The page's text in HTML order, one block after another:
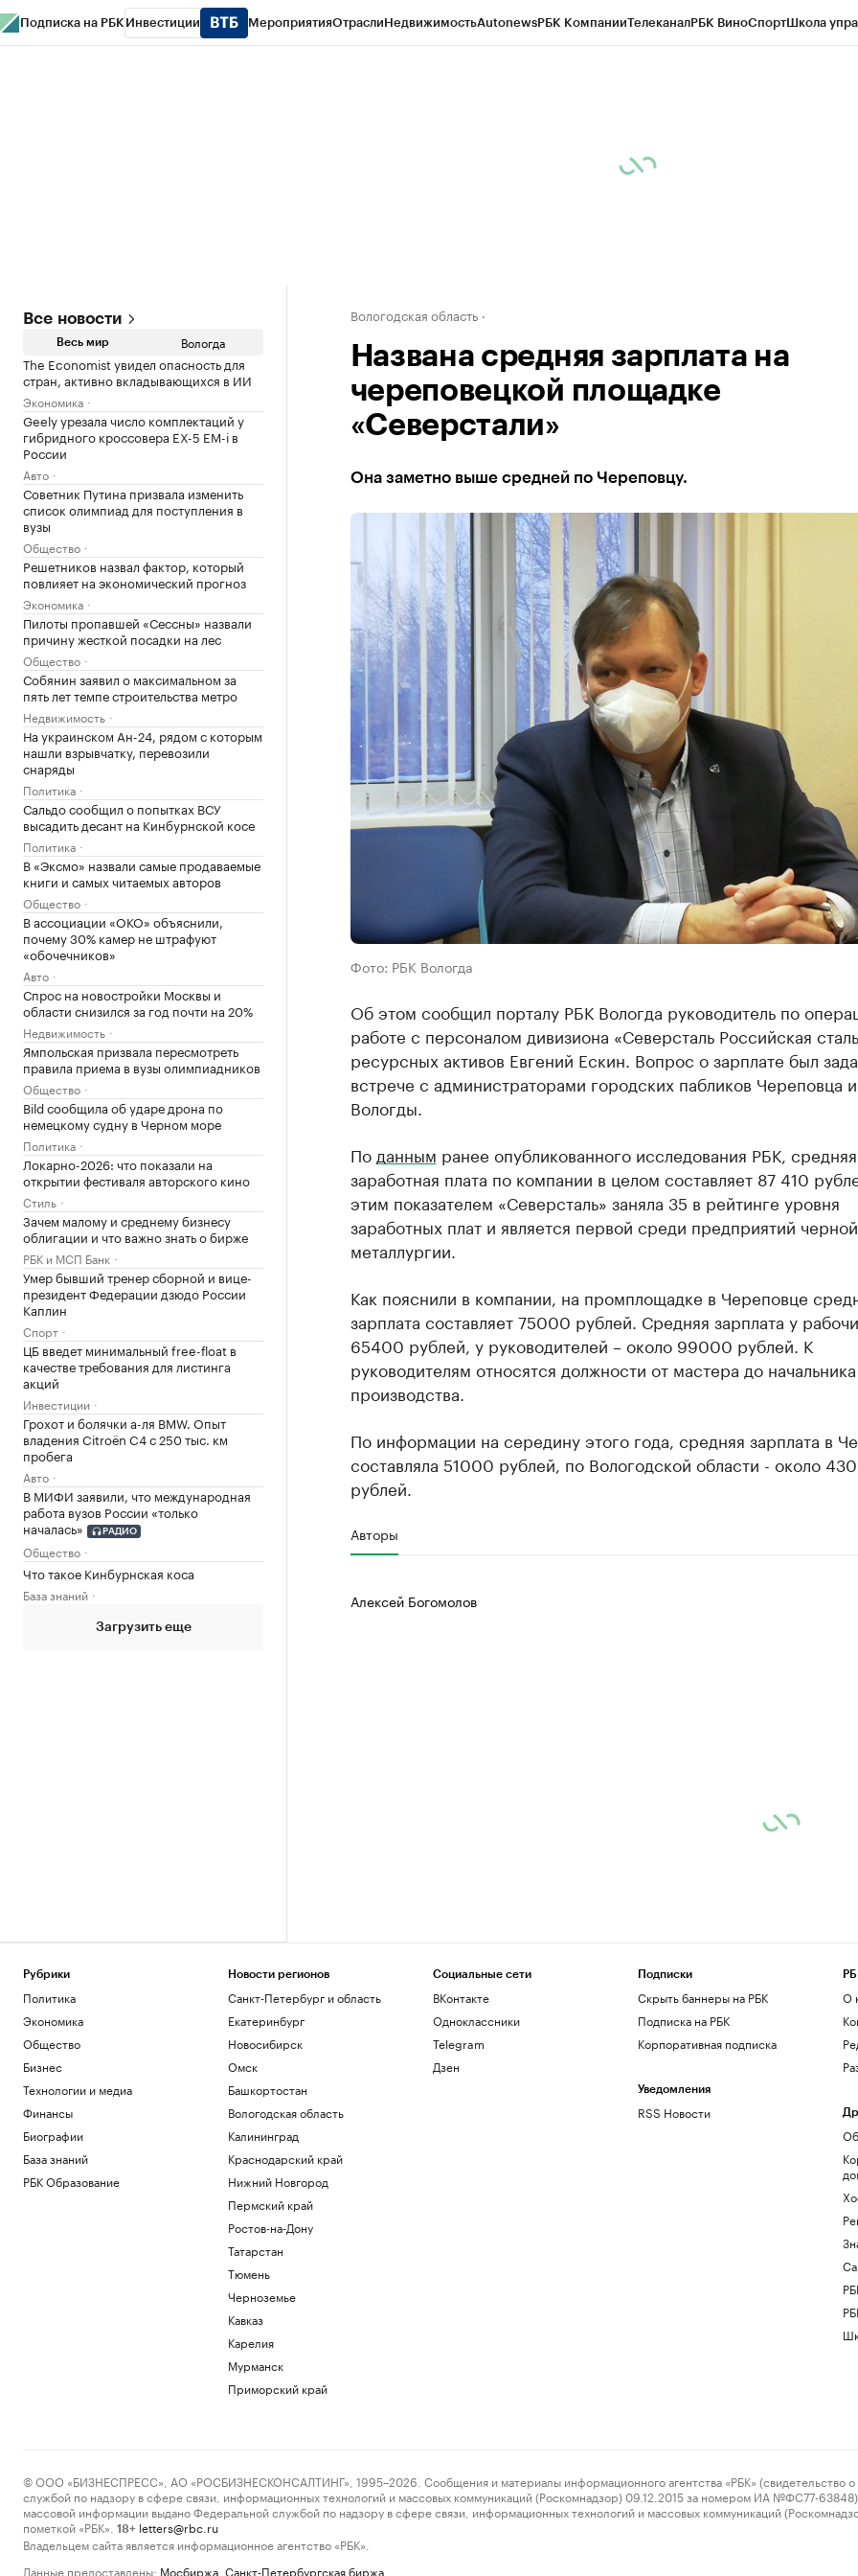
Подписка на РБК Инвестиции МероприятияОтраслиНедвижимостьAutonewsРБК КомпанииТелеканалРБК ВиноСпортШкола
Все новости
Весь мир Вологда
The Economist увидел опасность для
стран, активно вкладывающихся в ИИ
Экономика
Geely урезала число комплектаций у
гибридного кроссовера EX-5 EM-i в
России
Авто
Советник Путина призвала изменить
список олимпиад для поступления в
вузы
Общество
Решетников назвал фактор, который
повлияет на экономический прогноз
Экономика
Пилоты пропавшей «Сессны» назвали
причину жесткой посадки на лес
Общество
Собянин заявил о максимальном за
пять лет темпе строительства метро
Недвижимость
На украинском Ан-24, рядом с которым
нашли взрывчатку, перевозили
снаряды
Политика
Сальдо сообщил о попытках ВСУ
высадить десант на Кинбурнской косе
Политика
В «Эксмо» назвали самые продаваемые
книги и самых читаемых авторов
Общество
В ассоциации «ОКО» объяснили,
почему 30% камер не штрафуют
«обочечников»
Авто
Спрос на новостройки Москвы и
области снизился за год почти на 20%
Недвижимость
Ямпольская призвала пересмотреть
правила приема в вузы олимпиадников
Общество
Bild сообщила об ударе дрона по
немецкому судну в Черном море
Политика
Локарно-2026: что показали на
открытии фестиваля авторского кино
Стиль
Зачем малому и среднему бизнесу
облигации и что важно знать о бирже
РБК и МСП Банк
Умер бывший тренер сборной и вице-
президент Федерации дзюдо России
Каплин
Спорт
ЦБ введет минимальный free-float в
качестве требования для листинга
акций
Инвестиции
Грохот и болячки а-ля BMW. Опыт
владения Citroёn C4 с 250 тыс. км
пробега
Авто
В МИФИ заявили, что международная
работа вузов России «только
началась»
РАДИО
Общество
Что такое Кинбурнская коса
База знаний
Загрузить еще
Вологодская область
Названа средняя зарплата на
череповецкой площадке
«Северстали»
Она заметно выше средней по Череповцу.
Фото: РБК Вологда
Об этом сообщил порталу РБК Вологда руководитель по
работе с персоналом дивизиона «Северсталь Российская
ресурсных активов Евгений Ескин. Вопрос о зарплате был
встрече с администраторами городских пабликов Череповца и
Вологды.
По данным ранее опубликованного исследования РБК, средняя
заработная плата по компании в целом составляет 87 410
этим показателем «Северсталь» заняла 35 в рейтинге уровня
заработных плат и является первой среди предприятий черной
металлургии.
Как пояснили в компании, на промплощадке в Череповце
зарплата составляет 75000 рублей. Средняя зарплата у
65400 рублей, у руководителей – около 99000 рублей. К
руководителям относятся должности от мастера до начальника
производства.
По информации на середину этого года, средняя зарплата в
составляла 51000 рублей, по Вологодской области - около
рублей.
Авторы
Алексей Богомолов
Рубрики
Политика
Экономика
Общество
Бизнес
Технологии и медиа
Финансы
Биографии
База знаний
РБК Образование
Новости регионов
Санкт-Петербург и область
Екатеринбург
Новосибирск
Омск
Башкортостан
Вологодская область
Калининград
Краснодарский край
Нижний Новгород
Пермский край
Ростов-на-Дону
Татарстан
Тюмень
Черноземье
Кавказ
Карелия
Мурманск
Приморский край
Социальные сети
ВКонтакте
Одноклассники
Telegram
Дзен
Подписки
Скрыть баннеры на РБК
Подписка на РБК
Корпоративная подписка
Уведомления
RSS Новости
О
© ООО «БИЗНЕСПРЕСС», АО «РОСБИЗНЕСКОНСАЛТИНГ», 1995–2026. Сообщения и материалы информационного агентства «РБК» (свидетельство о
службой по надзору в сфере связи, информационных технологий и массовых коммуникаций (Роскомнадзор) 09.12.2015 за номером ИА №ФС77-63848)
массовой информации выдано Федеральной службой по надзору в сфере связи, информационных технологий и массовых коммуникаций
пометкой «РБК».
18+ letters@rbc.ru
Владельцем сайта является информационное агентство «РБК».
Данные предоставлены: Мосбиржа Санкт-Петербургская биржа